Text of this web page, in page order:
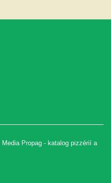
Media Propag - katalog pizzérií a